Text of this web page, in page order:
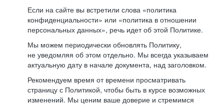
Если на сайте вы встретили слова «политика
конфиденциальности» или «политика в отношении
персональных данных», речь идет об этой Политике.
Мы можем периодически обновлять Политику,
не уведомляя об этом отдельно. Мы всегда указываем
актуальную дату в начале документа, над заголовком.
Рекомендуем время от времени просматривать
страницу с Политикой, чтобы быть в курсе возможных
изменений. Мы ценим ваше доверие и стремимся